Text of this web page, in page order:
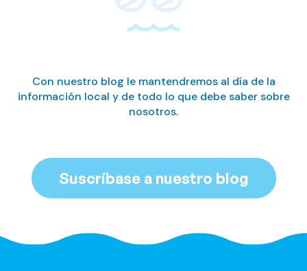
Con nuestro blog le mantendremos al día de la
información local y de todo lo que debe saber sobre
nosotros.
Suscríbase a nuestro blog